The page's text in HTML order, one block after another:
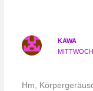
KAWA
Hm,